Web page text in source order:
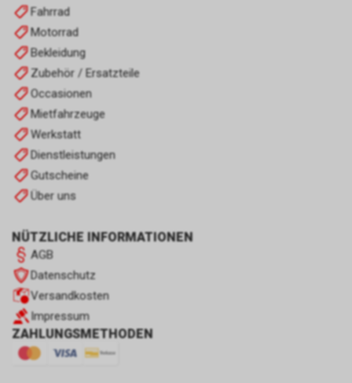
Fahrrad
Motorrad
Bekleidung
Zubehör / Ersatzteile
Occasionen
Mietfahrzeuge
Werkstatt
Dienstleistungen
Gutscheine
Über uns
NÜTZLICHE INFORMATIONEN
AGB
Datenschutz
Versandkosten
Impressum
ZAHLUNGSMETHODEN